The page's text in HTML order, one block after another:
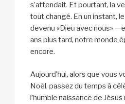
s’attendait. Et pourtant, la
tout changé. En un instant,
devenu «Dieu avec nous»
ans plus tard, notre monde
encore.
Aujourd’hui, alors que vous
Noël, passez du temps à
l’humble naissance de